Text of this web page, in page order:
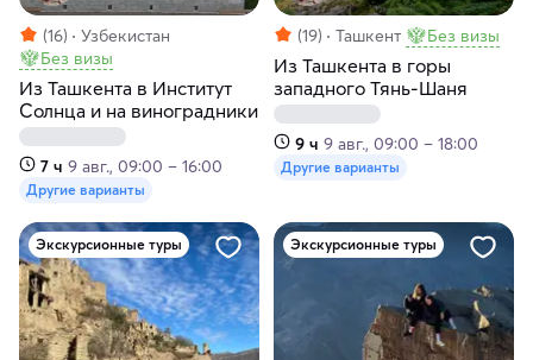
(16)
Узбекистан
Без визы
Из Ташкента в Институт
Солнца и на виноградники
7 ч 9 авг., 09:00 – 16:00
Другие варианты
(19) Ташкент Без визы
Из Ташкента в горы
западного Тянь-Шаня
9 ч 9 авг., 09:00 – 18:00
Другие варианты
Экскурсионные туры Экскурсионные туры